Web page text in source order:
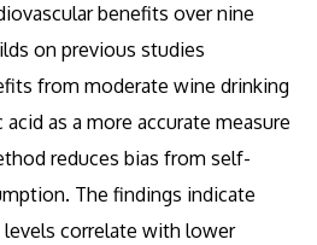
benefits over nine
on previous studies
from moderate wine drinking
as a more accurate measure
reduces bias from self-
The findings indicate
correlate with lower